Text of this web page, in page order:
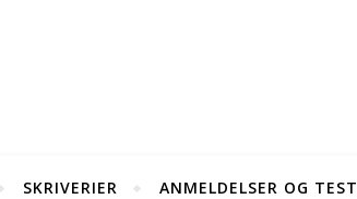
SKRIVERIER ANMELDELSER OG TEST